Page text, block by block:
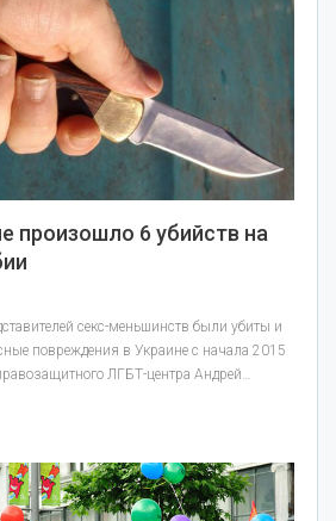
произошло 6 убийств на
секс-меньшинств были убиты и
повреждения в Украине с начала 2015
ЛГБТ-центра Андрей…